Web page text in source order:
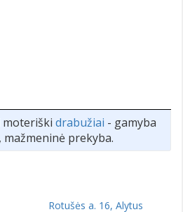
drabužiai - gamyba
mažmeninė prekyba.
Rotušės a. 16, Alytus